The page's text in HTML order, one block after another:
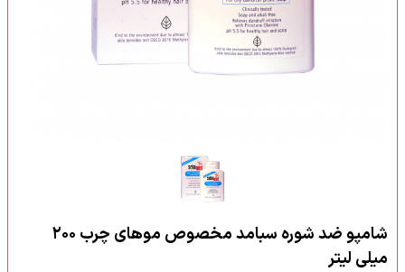
شامپو ضد شوره سبامد مخصوص موهای چرب ۲۰۰
میلی لیتر